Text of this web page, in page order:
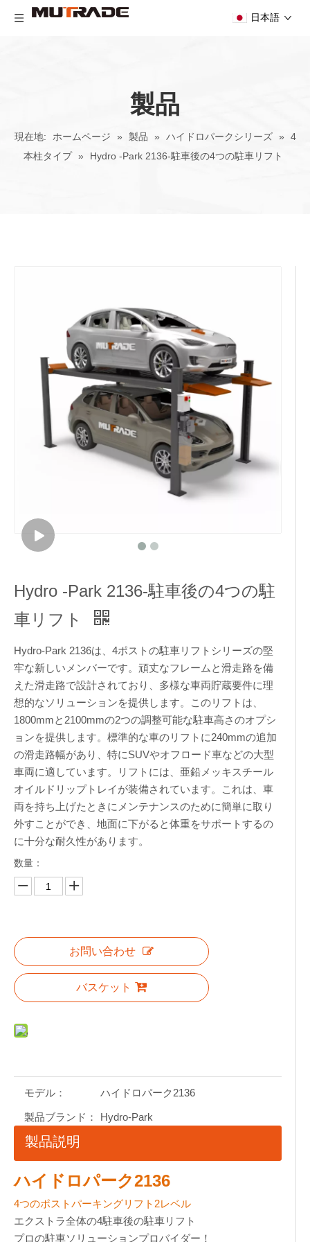
日本語
製品
現在地: ホームページ » 製品 » ハイドロパークシリーズ » 4
本柱タイプ » Hydro -Park 2136-駐車後の4つの駐車リフト
Hydro -Park 2136-駐車後の4つの駐
車リフト
Hydro-Park 2136は、4ポストの駐車リフトシリーズの堅
牢な新しいメンバーです。頑丈なフレームと滑走路を備
えた滑走路で設計されており、多様な車両貯蔵要件に理
想的なソリューションを提供します。このリフトは、
1800mmと2100mmの2つの調整可能な駐車高さのオプシ
ョンを提供します。標準的な車のリフトに240mmの追加
の滑走路幅があり、特にSUVやオフロード車などの大型
車両に適しています。リフトには、亜鉛メッキスチール
オイルドリップトレイが装備されています。これは、車
両を持ち上げたときにメンテナンスのために簡単に取り
外すことができ、地面に下がると体重をサポートするの
に十分な耐久性があります。
数量：
お問い合わせ
バスケット
モデル： ハイドロパーク2136
製品ブランド： Hydro-Park
製品説明
ハイドロパーク2136
4つのポストパーキングリフト2レベル
エクストラ全体の4駐車後の駐車リフト
プロの駐車ソリューションプロバイダー！